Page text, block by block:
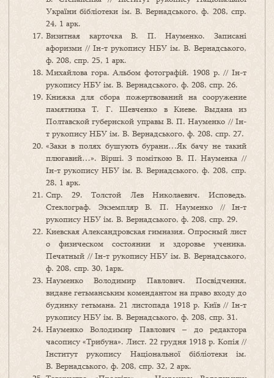
України бібліотеки ім. В. Вернадського, ф. 208, спр.
24, 1 арк.
Визитная карточка В. П. Науменко. Записані
афоризми // Ін-т рукопису НБУ ім. В. Вернадського,
ф. 208, спр. 25, 1 арк.
Михайлова гора. Альбом фотографій. 1908 р. // Ін-т
рукопису НБУ ім. В. Вернадського, ф. 208, спр. 26.
Книжка для сбора пожертвований на сооружение
памятника Т. Г. Шевченко в Киеве. Выдана из
Полтавской губернской управы В. П. Науменко // Ін-
т рукопису НБУ ім. В. Вернадського, ф. 208, спр. 27.
«Заки в полях бушують бурани…Як бачу не такий
плюгавий…». Вірші. З поміткою В. П. Науменка //
Ін-т рукопису НБУ ім. В. Вернадського, ф. 208, спр.
28, 1 арк.
Спр. 29. Толстой Лев Николаевич. Исповедь.
Стеклограф. Экземпляр В. П. Науменко // Ін-т
рукопису НБУ ім. В. Вернадського, ф. 208, спр. 29.
Киевская Александровская гимназия. Опросный лист
о физическом состоянии и здоровье ученика.
Печатный // Ін-т рукопису НБУ ім. В. Вернадського,
ф. 208, спр. 30, 1арк.
Науменко Володимир Павлович. Посвідчення,
видане гетьманським комендантом на право входу до
будинку гетьмана. 21 листопада 1918 р. Київ // Ін-т
рукопису НБУ ім. В. Вернадського, ф. 208, спр. 31.
Науменко Володимир Павлович – до редактора
часопису «Трибуна». Лист. 22 грудня 1918 р. Копія //
Інститут рукопису Національної бібліотеки ім.
В. Вернадського, ф. 208, спр. 32, 2 арк.